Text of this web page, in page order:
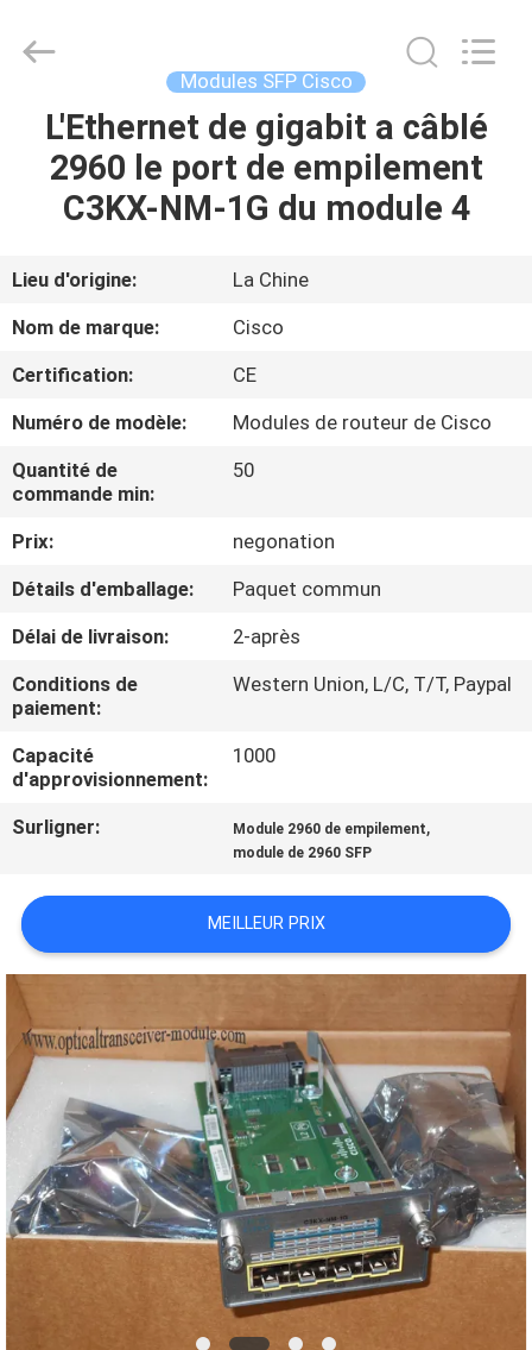
MAISON
PRODUITS
VIDÉOS
À
PROPOS
NOUS
VISITE
DE
L'USINE
CONTRÔLE
DE
QUALITÉ
NOUS
CONTACTER
NOUVELLES
LES
AFFAIRES
SITEMAP
Equipment
Modules SFP Cisco
L'Ethernet de gigabit a câblé
2960 le port de empilement
C3KX-NM-1G du module 4
Lieu d'origine:
La Chine
Nom de marque:
Cisco
Certification:
CE
Numéro de modèle:
Modules de routeur de Cisco
Quantité de
commande min:
50
Prix:
negonation
Détails d'emballage:
Paquet commun
Délai de livraison:
2-après
Conditions de
paiement:
Western Union, L/C, T/T, Paypal
Capacité
d'approvisionnement:
1000
Surligner: Module 2960 de empilement,
module de 2960 SFP
MEILLEUR PRIX